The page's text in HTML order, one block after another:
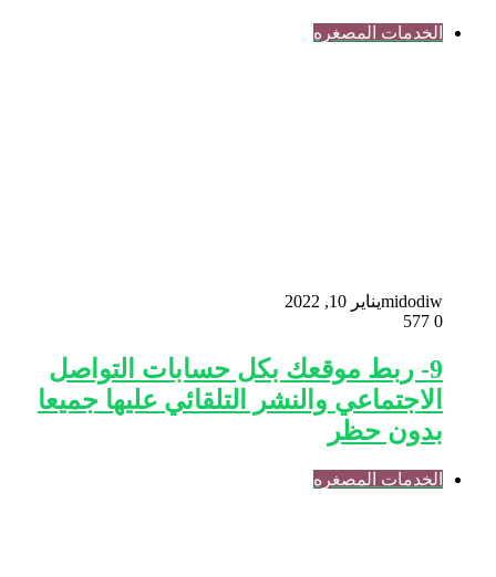
الخدمات المصغره
midodiwيناير 10, 2022
0
9- ربط موقعك بكل حسابات التواصل
الاجتماعي والنشر التلقائي عليها جميعا
بدون حظر
الخدمات المصغره